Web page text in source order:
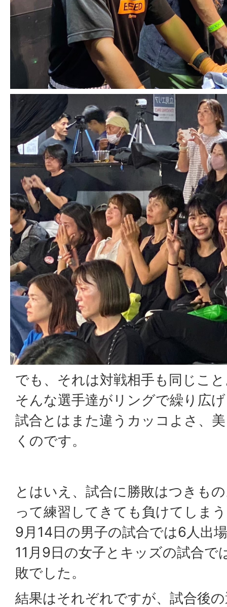
でも、それは対戦相手も同じこ
そんな選手達がリングで繰り広
試合とはまた違うカッコよさ、
くのです。
とはいえ、試合に勝敗はつきも
って練習してきても負けてしま
9月14日の男子の試合では6人出
11月9日の女子とキッズの試合で
敗でした。
結果はそれぞれですが、試合後